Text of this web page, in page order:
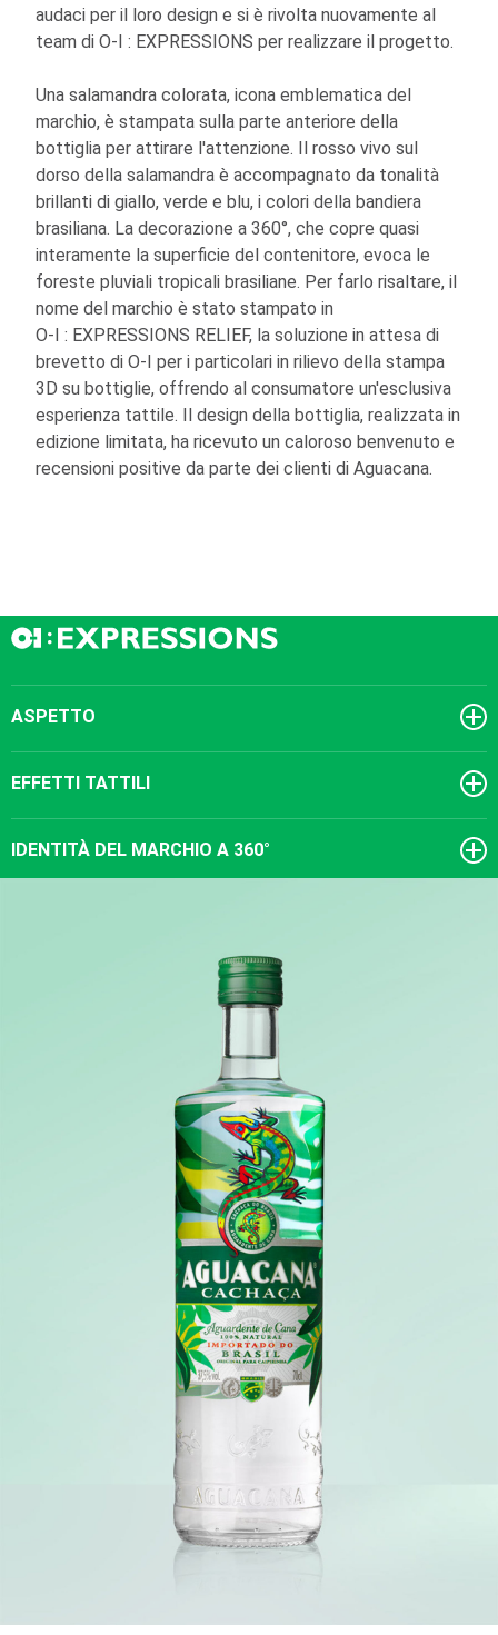
audaci per il loro design e si è rivolta nuovamente al
team diO-I : EXPRESSIONS per realizzare il progetto.
Una salamandra colorata, icona emblematica del
marchio, è stampata sulla parte anteriore della
bottiglia per attirare l'attenzione. Il rosso vivo sul
dorso della salamandra è accompagnato da tonalità
brillanti di giallo, verde e blu, i colori della bandiera
brasiliana. La decorazione a 360°, che copre quasi
interamente la superficie del contenitore, evoca le
foreste pluviali tropicali brasiliane. Per farlo risaltare, il
nome del marchio è stato stampato in
O-I : EXPRESSIONS RELIEF, la soluzione in attesa di
brevetto diO-I per i particolari in rilievo della stampa
3D su bottiglie, offrendo al consumatore un'esclusiva
esperienza tattile. Il design della bottiglia, realizzata in
edizione limitata, ha ricevuto un caloroso benvenuto e
recensioni positive da parte dei clienti di Aguacana.
ASPETTO
EFFETTI TATTILI
IDENTITÀ DEL MARCHIO A 360°